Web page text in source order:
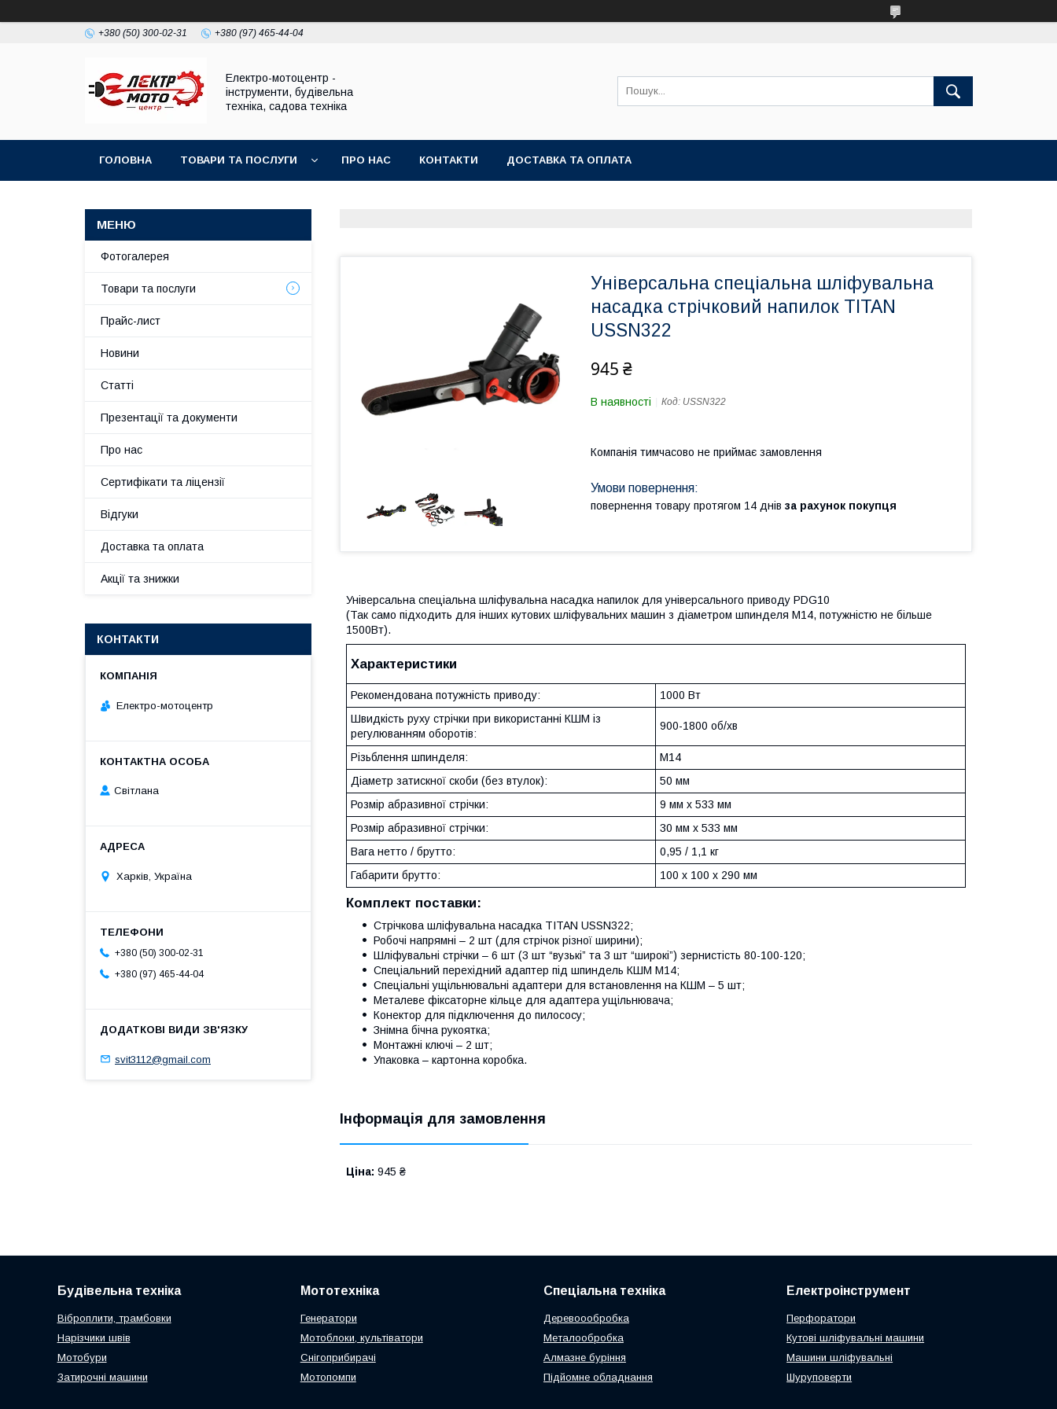
+380 (50) 300-02-31 +380 (97) 465-44-04
Електро-мотоцентр -
інструменти, будівельна
техніка, садова техніка
ГОЛОВНА ТОВАРИ ТА ПОСЛУГИ ПРО НАС КОНТАКТИ ДОСТАВКА ТА ОПЛАТА
Універсальна спеціальна шліфувальна
насадка стрічковий напилок TITAN
USSN322
945 ₴
В наявності Код: USSN322
Компанія тимчасово не приймає замовлення
повернення товару протягом 14 днів за рахунок покупця
Універсальна спеціальна шліфувальна насадка напилок для універсального приводу PDG10
(Так само підходить для інших кутових шліфувальних машин з діаметром шпинделя М14, потужністю не більше
1500Вт).
Характеристики
Рекомендована потужність приводу:
1000 Вт
Швидкість руху стрічки при використанні КШМ із
регулюванням оборотів:
900-1800 об/хв
Різьблення шпинделя:
М14
Діаметр затискної скоби (без втулок):
50 мм
Розмір абразивної стрічки:
9 мм x 533 мм
Розмір абразивної стрічки:
30 мм x 533 мм
Вага нетто / брутто:
0,95 / 1,1 кг
Габарити брутто:
100 х 100 х 290 мм
Комплект поставки:
Стрічкова шліфувальна насадка TITAN USSN322;
Робочі напрямні – 2 шт (для стрічок різної ширини);
Шліфувальні стрічки – 6 шт (3 шт “вузькі” та 3 шт “широкі”) зернистість 80-100-120;
Спеціальний перехідний адаптер під шпиндель КШМ М14;
Спеціальні ущільнювальні адаптери для встановлення на КШМ – 5 шт;
Металеве фіксаторне кільце для адаптера ущільнювача;
Конектор для підключення до пилососу;
Знімна бічна рукоятка;
Монтажні ключі – 2 шт;
Упаковка – картонна коробка.
Інформація для замовлення
Ціна: 945 ₴
Фотогалерея
Товари та послуги
Прайс-лист
Новини
Статті
Презентації та документи
Про нас
Сертифікати та ліцензії
Відгуки
Доставка та оплата
Акції та знижки
КОНТАКТИ
Електро-мотоцентр
Світлана
Харків, Україна
+380 (50) 300-02-31
+380 (97) 465-44-04
svit3112@gmail.com
Будівельна техніка
Віброплити, трамбовки
Нарізчики швів
Мотобури
Затирочні машини
Мототехніка
Генератори
Мотоблоки, культіватори
Снігоприбирачі
Мотопомпи
Спеціальна техніка
Деревоообробка
Металообробка
Алмазне буріння
Підйомне обладнання
Електроінструмент
Перфоратори
Кутові шліфувальні машини
Машини шліфувальні
Шуруповерти